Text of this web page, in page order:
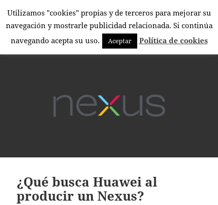
El Rincón Androide
MENÚ
Y
WIDGETS
¿Qué busca Huawei al
producir un Nexus?
Utilizamos "cookies" propias y de terceros para mejorar su
navegación y mostrarle publicidad relacionada. Si continúa
navegando acepta su uso.
Aceptar Política de cookies